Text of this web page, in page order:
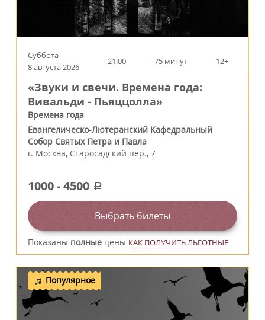
Суббота
8 августа 2026
21:00 75 минут 12+
«Звуки и свечи. Времена года:
Вивальди - Пьяццолла»
Времена года
Евангелическо-Лютеранский Кафедральный
Собор Святых Петра и Павла
г. Москва, Старосадский пер., 7
1000-4500 a
Выбрать билеты
Показаны полные цены КАК ПОЛУЧИТЬ ЛЬГОТНЫЕ
Популярное